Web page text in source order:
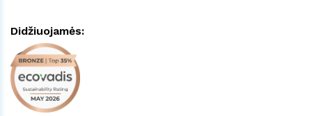
Didžiuojamės: